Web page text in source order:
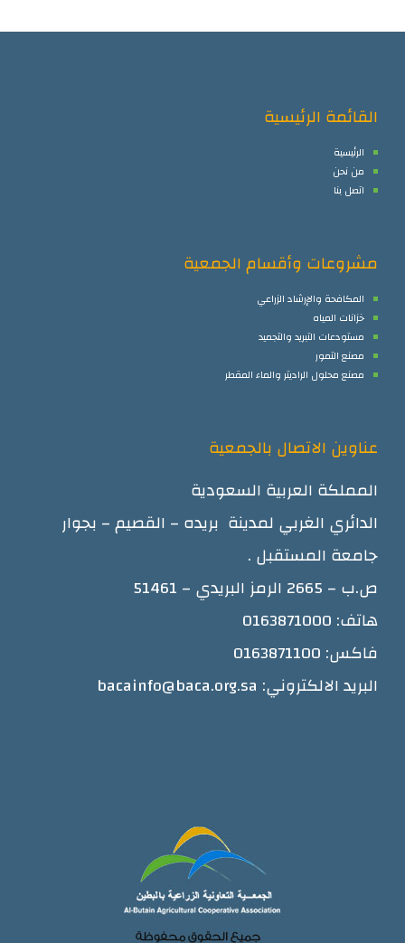
القائمة الرئيسية
الرئيسية
من نحن
اتصل بنا
مشروعات وأقسام الجمعية
المكافحة والإرشاد الزراعي
خزانات المياه
مستودعات التبريد والتجميد
مصنع التمور
مصنع محلول الراديتر والماء المقطر
عناوين الاتصال بالجمعية
المملكة العربية السعودية
الدائري الغربي لمدينة بريده – القصيم – بجوار
جامعة المستقبل .
ص.ب – 2665 الرمز البريدي – 51461
هاتف: 0163871000
فاكس: 0163871100
البريد الالكتروني: bacainfo@baca.org.sa